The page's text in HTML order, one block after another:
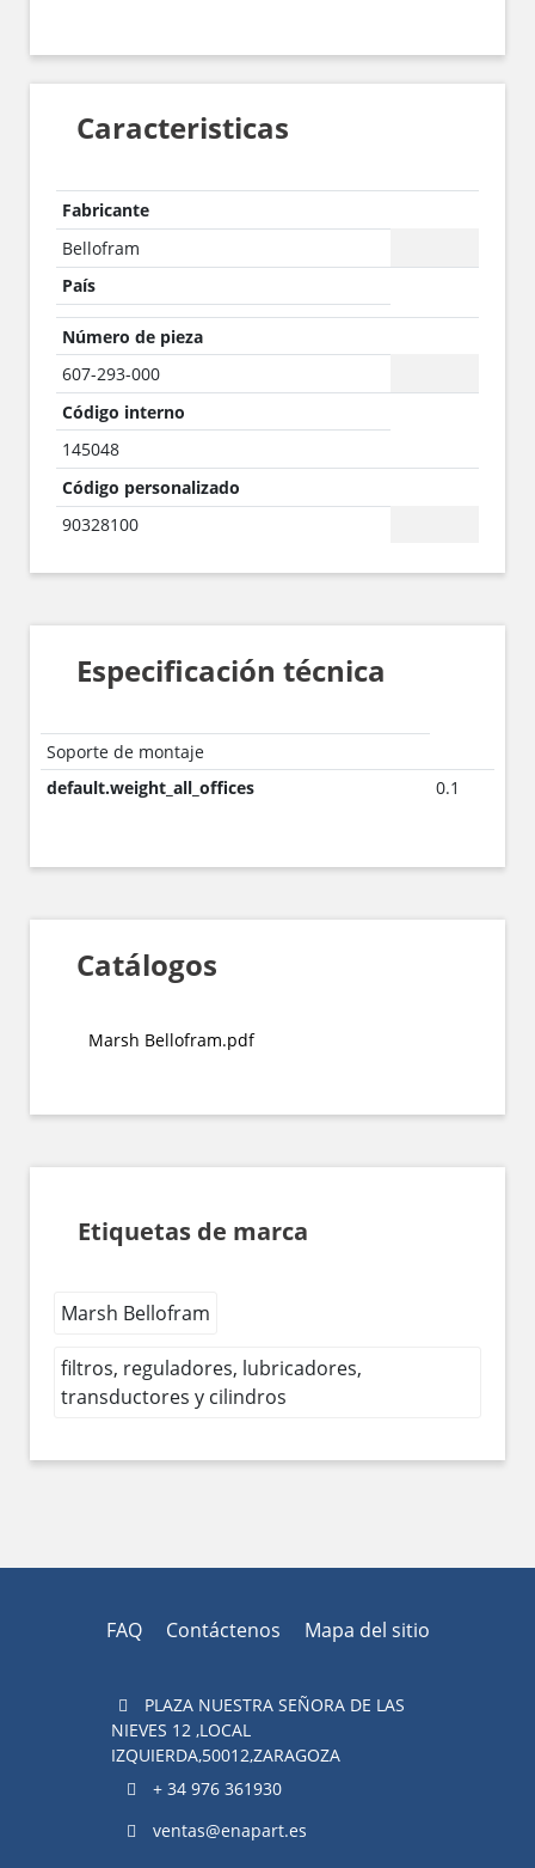
Caracteristicas
Fabricante
Bellofram
País
Número de pieza
607-293-000
Código interno
145048
Código personalizado
90328100
Especificación técnica
Soporte de montaje
default.weight_all_offices
0.1
Catálogos
Marsh Bellofram.pdf
Etiquetas de marca
Marsh Bellofram
filtros, reguladores, lubricadores,
transductores y cilindros
FAQ Contáctenos Mapa del sitio
PLAZA NUESTRA SEÑORA DE LAS
NIEVES 12 ,LOCAL
IZQUIERDA,50012,ZARAGOZA
+ 34 976 361930
ventas@enapart.es